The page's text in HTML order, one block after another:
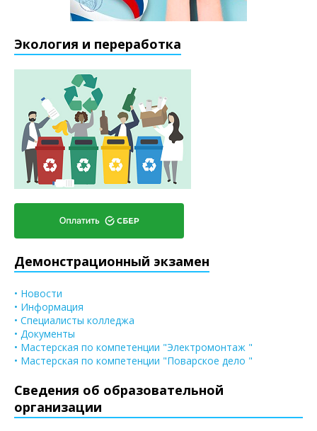
Экология и переработка
Демонстрационный экзамен
• Новости
• Информация
• Специалисты колледжа
• Документы
• Мастерская по компетенции "Электромонтаж "
• Мастерская по компетенции "Поварское дело "
Сведения об образовательной
организации